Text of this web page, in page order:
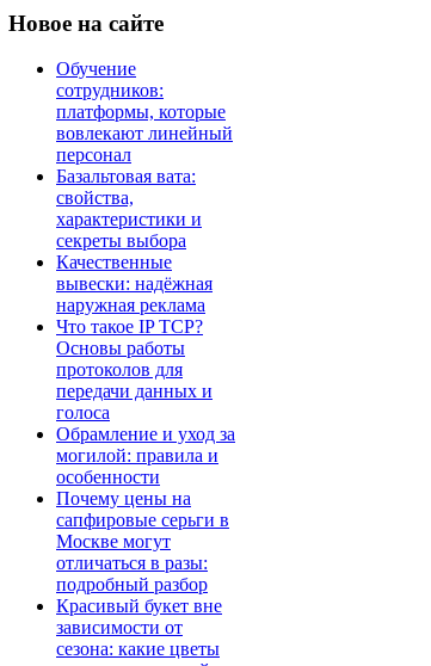
Новое на сайте
Обучение
сотрудников:
платформы, которые
вовлекают линейный
персонал
Базальтовая вата:
свойства,
характеристики и
секреты выбора
Качественные
вывески: надёжная
наружная реклама
Что такое IP TCP?
Основы работы
протоколов для
передачи данных и
голоса
Обрамление и уход за
могилой: правила и
особенности
Почему цены на
сапфировые серьги в
Москве могут
отличаться в разы:
подробный разбор
Красивый букет вне
зависимости от
сезона: какие цветы